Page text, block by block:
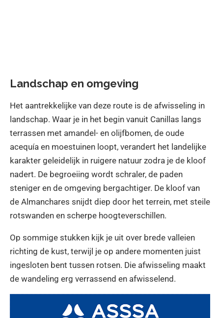
Landschap en omgeving
Het aantrekkelijke van deze route is de afwisseling in
landschap. Waar je in het begin vanuit Canillas langs
terrassen met amandel- en olijfbomen, de oude
acequía en moestuinen loopt, verandert het landelijke
karakter geleidelijk in ruigere natuur zodra je de kloof
nadert. De begroeiing wordt schraler, de paden
steniger en de omgeving bergachtiger. De kloof van
de Almanchares snijdt diep door het terrein, met steile
rotswanden en scherpe hoogteverschillen.
Op sommige stukken kijk je uit over brede valleien
richting de kust, terwijl je op andere momenten juist
ingesloten bent tussen rotsen. Die afwisseling maakt
de wandeling erg verrassend en afwisselend.